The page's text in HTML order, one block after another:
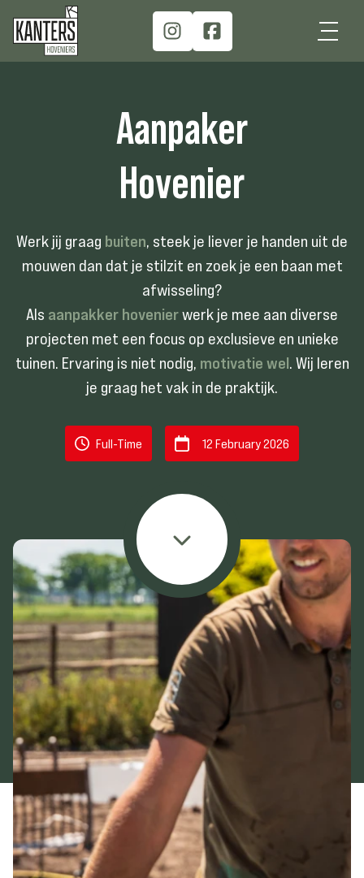
Aanpaker
Hovenier
Werk jij graag buiten, steek je liever je handen uit de
mouwen dan dat je stilzit en zoek je een baan met
afwisseling?
Als aanpakker hovenierwerk je mee aan diverse
projecten met een focus op exclusieve en unieke
tuinen. Ervaring is niet nodig, motivatie wel. Wij leren
je graag het vak in de praktijk.
Full-Time 12 February 2026